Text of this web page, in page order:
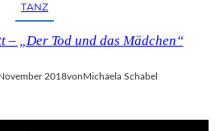
TANZ
– „Der Tod und das Mädchen“
2018vonMichaela Schabel